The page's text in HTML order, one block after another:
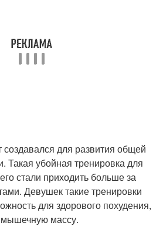
для развития общей
Такая убойная тренировка для
стали приходить больше за
Девушек такие тренировки
для здорового похудения,
массу.